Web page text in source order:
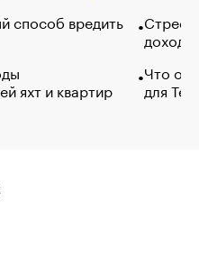
способ вредить
яхт и квартир
Что
для